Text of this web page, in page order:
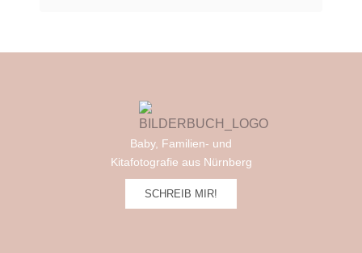
Baby, Familien- und
Kitafotografie aus Nürnberg
SCHREIB MIR!